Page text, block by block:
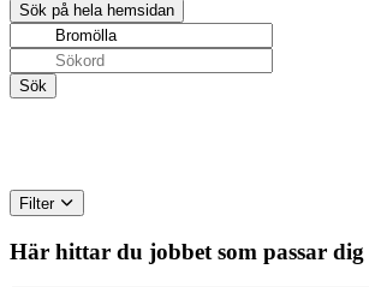
Filter
Här hittar du jobbet som passar dig